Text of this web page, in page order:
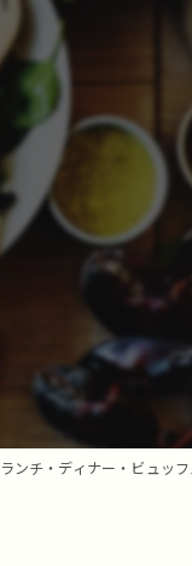
ンチ・ディナー・ビュッ